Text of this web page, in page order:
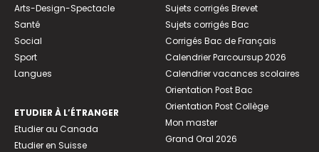
Arts-Design-Spectacle
Santé
Social
Sport
Langues
ETUDIER À L’ÉTRANGER
Etudier au Canada
Etudier en Suisse
Sujets corrigés Brevet
Sujets corrigés Bac
Corrigés Bac de Français
Calendrier Parcoursup 2026
Calendrier vacances scolaires
Orientation Post Bac
Orientation Post Collège
Mon master
Grand Oral 2026